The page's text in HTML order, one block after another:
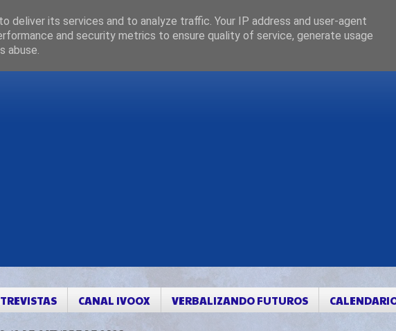
CANAL IVOOX VERBALIZANDO FUTUROS
deliver its services and to analyze traffic. Your IP address and user-agent
and security metrics to ensure quality of service, generate usage
abuse.